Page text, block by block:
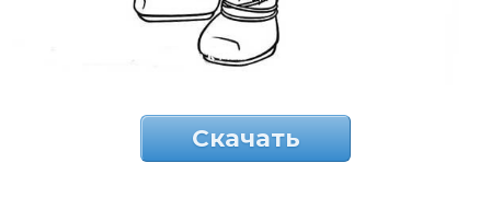
Скачать